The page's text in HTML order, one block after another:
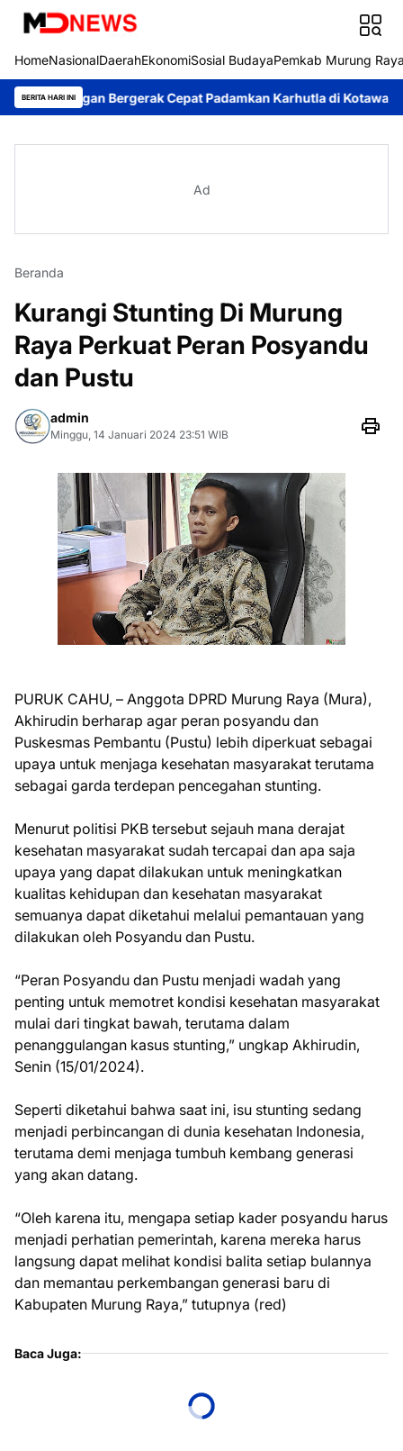
HomeNasionalDaerahEkonomiSosial BudayaPemkab Murung
BERITA HARI INI
Bergerak Cepat Padamkan Karhutla di Kotawaringin Timur
Ad
Beranda
Kurangi Stunting Di Murung
Raya Perkuat Peran Posyandu
dan Pustu
admin
Minggu, 14 Januari 2024 23:51 WIB
PURUK CAHU, – Anggota DPRD Murung Raya (Mura),
Akhirudin berharap agar peran posyandu dan
Puskesmas Pembantu (Pustu) lebih diperkuat sebagai
upaya untuk menjaga kesehatan masyarakat terutama
sebagai garda terdepan pencegahan stunting.
Menurut politisi PKB tersebut sejauh mana derajat
kesehatan masyarakat sudah tercapai dan apa saja
upaya yang dapat dilakukan untuk meningkatkan
kualitas kehidupan dan kesehatan masyarakat
semuanya dapat diketahui melalui pemantauan yang
dilakukan oleh Posyandu dan Pustu.
“Peran Posyandu dan Pustu menjadi wadah yang
penting untuk memotret kondisi kesehatan masyarakat
mulai dari tingkat bawah, terutama dalam
penanggulangan kasus stunting,” ungkap Akhirudin,
Senin (15/01/2024).
Seperti diketahui bahwa saat ini, isu stunting sedang
menjadi perbincangan di dunia kesehatan Indonesia,
terutama demi menjaga tumbuh kembang generasi
yang akan datang.
“Oleh karena itu, mengapa setiap kader posyandu harus
menjadi perhatian pemerintah, karena mereka harus
langsung dapat melihat kondisi balita setiap bulannya
dan memantau perkembangan generasi baru di
Kabupaten Murung Raya,” tutupnya (red)
Baca Juga: